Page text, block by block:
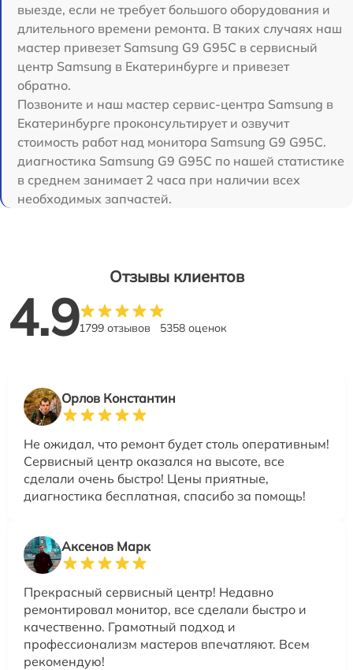
выезде, если не требует большого оборудования и
длительного времени ремонта. В таких случаях наш
мастер привезет Samsung G9 G95C в сервисный
центр Samsung в Екатеринбурге и привезет
обратно.
Позвоните и наш мастер сервис-центра Samsung в
Екатеринбурге проконсультирует и озвучит
стоимость работ над монитора Samsung G9 G95C.
диагностика Samsung G9 G95C по нашей статистике
в среднем занимает 2 часа при наличии всех
необходимых запчастей.
Отзывы клиентов
4.91799 отзывов 5358 оценок
Орлов Константин
Не ожидал, что ремонт будет столь оперативным!
Сервисный центр оказался на высоте, все
сделали очень быстро! Цены приятные,
диагностика бесплатная, спасибо за помощь!
Аксенов Марк
Прекрасный сервисный центр! Недавно
ремонтировал монитор, все сделали быстро и
качественно. Грамотный подход и
профессионализм мастеров впечатляют. Всем
рекомендую!